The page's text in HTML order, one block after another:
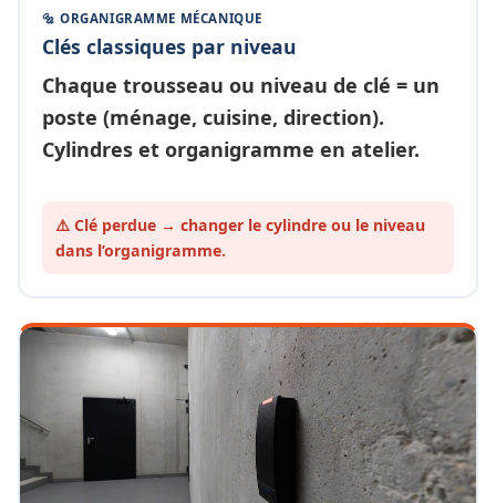
🔩 ORGANIGRAMME MÉCANIQUE
Clés classiques par niveau
Chaque trousseau ou niveau de clé = un
poste (ménage, cuisine, direction).
Cylindres et organigramme en atelier.
⚠️ Clé perdue → changer le cylindre ou le niveau
dans l’organigramme.